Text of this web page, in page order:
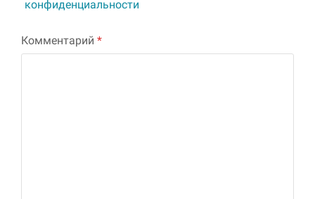
конфиденциальности
Комментарий *